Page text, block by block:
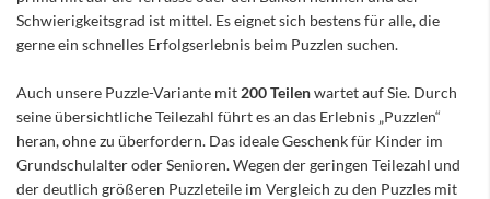
Schwierigkeitsgrad ist mittel. Es eignet sich bestens für alle, die
gerne ein schnelles Erfolgserlebnis beim Puzzlen suchen.
Auch unsere Puzzle-Variante mit 200 Teilenwartet auf Sie. Durch
seine übersichtliche Teilezahl führt es an das Erlebnis „Puzzlen“
heran, ohne zu überfordern. Das ideale Geschenk für Kinder im
Grundschulalter oder Senioren. Wegen der geringen Teilezahl und
der deutlich größeren Puzzleteile im Vergleich zu den Puzzles mit